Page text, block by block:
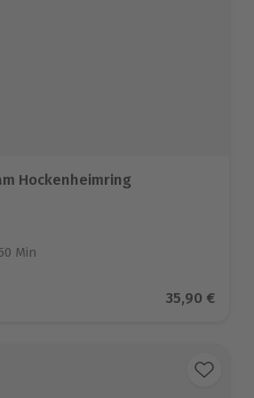
Hockenheimring
Min
basierend auf 11 BewertungenAktueller
35,90 €